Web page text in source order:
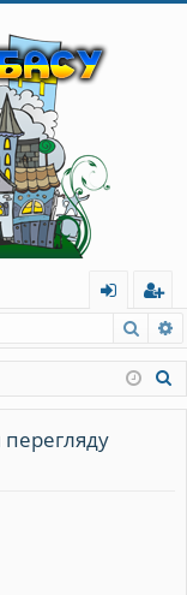
д
еє
ст
ра
перегляду